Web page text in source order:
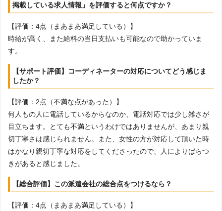
掲載している求人情報」を評価すると何点ですか？
【評価：4点（まあまあ満足している）】
時給が高く、また給料の当日支払いも可能なので助かっていま
す。
【サポート評価】コーディネーターの対応についてどう感じま
したか？
【評価：2点（不満な点があった）】
何人もの人に電話しているからなのか、電話対応では少し雑さが
目立ちます。とても不満というわけではありませんが、あまり親
切丁寧さは感じられません。また、女性の方が対応して頂いた時
はかなり親切丁寧な対応をしてくださったので、人によりばらつ
きがあると感じました。
【総合評価】この派遣会社の総合点をつけるなら？
【評価：4点（まあまあ満足している）】